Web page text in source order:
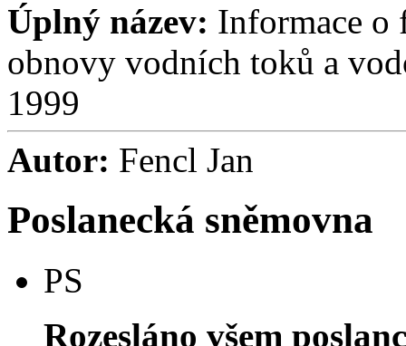
Úplný název: Informace o
obnovy vodních toků a
1999
Autor: Fencl Jan
Poslanecká sněmovna
PS
Rozesláno všem